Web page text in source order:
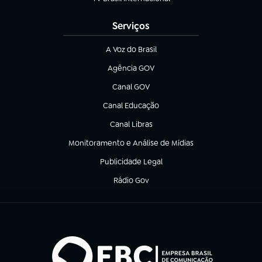
(abre em nova aba)
Serviços
A Voz do Brasil
(abre em nova aba)
Agência GOV
(abre em nova aba)
Canal GOV
(abre em nova aba)
Canal Educação
(abre em nova aba)
Canal Libras
(abre em nova aba)
Monitoramento e Análise de Mídias
(abre em nova aba)
Publicidade Legal
(abre em nova aba)
Rádio Gov
(abre em nova aba)